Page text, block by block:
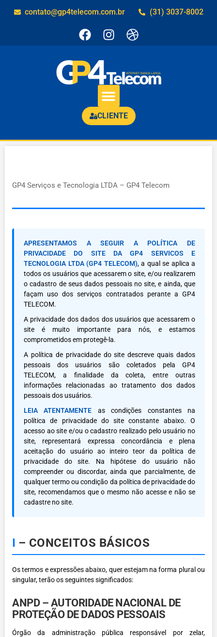
contato@gp4telecom.com.br (31) 3037-8002
CLIENTE
GP4 Serviços e Tecnologia LTDA – GP4 Telecom
APRESENTAMOS A SEGUIR A POLÍTICA DE
PRIVACIDADE DO SITE DA GP4 SERVICOS E
TECNOLOGIA LTDA (GP4 TELECOM), a qual se aplica a
todos os usuários que acessarem o site, e/ou realizarem
o cadastro de seus dados pessoais no site, e ainda, que
façam uso dos serviços contratados perante a GP4
TELECOM.
A privacidade dos dados dos usuários que acessarem o
site é muito importante para nós, e estamos
comprometidos em protegê-la.
A política de privacidade do site descreve quais dados
pessoais dos usuários são coletados pela GP4
TELECOM, a finalidade da coleta, entre outras
informações relacionadas ao tratamento dos dados
pessoais dos usuários.
LEIA ATENTAMENTE as condições constantes na
política de privacidade do site constante abaixo. O
acesso ao site e/ou o cadastro realizado pelo usuário no
site, representará expressa concordância e plena
aceitação do usuário ao inteiro teor da política de
privacidade do site. Na hipótese do usuário não
compreender ou discordar, ainda que parcialmente, de
qualquer termo ou condição da política de privacidade do
site, recomendamos que o mesmo não acesse e não se
cadastre no site.
I – CONCEITOS BÁSICOS
Os termos e expressões abaixo, quer estejam na forma plural ou
singular, terão os seguintes significados:
ANPD – AUTORIDADE NACIONAL DE
PROTEÇÃO DE DADOS PESSOAIS
Órgão da administração pública responsável por zelar,